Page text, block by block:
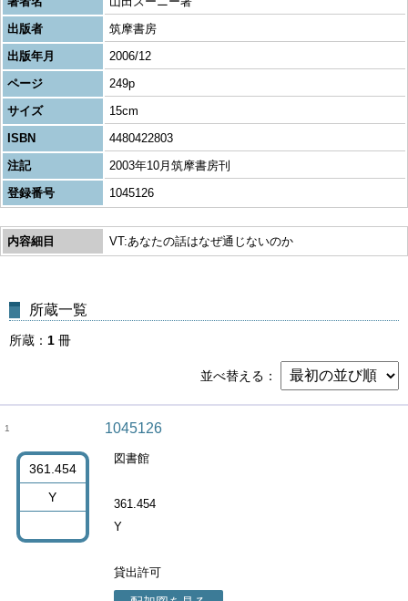
出版者
筑摩書房
出版年月
2006/12
ページ
249p
サイズ
15cm
ISBN
4480422803
注記
2003年10月筑摩書房刊
登録番号
1045126
内容細目 VT:あなたの話はなぜ通じないのか
所蔵一覧
所蔵 1 冊
並べ替える
1
361.454
Y
1045126
図書館
361.454
Y
貸出許可